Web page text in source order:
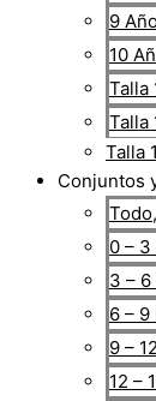
9
10
Talla
Talla
Talla
Conjuntos
0 – 3
3 – 6
6 – 9
9 –
12 –